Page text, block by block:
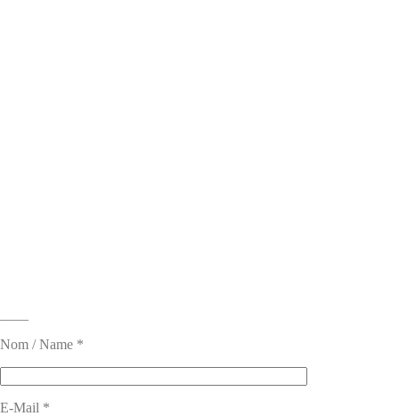
Nom / Name *
E-Mail *